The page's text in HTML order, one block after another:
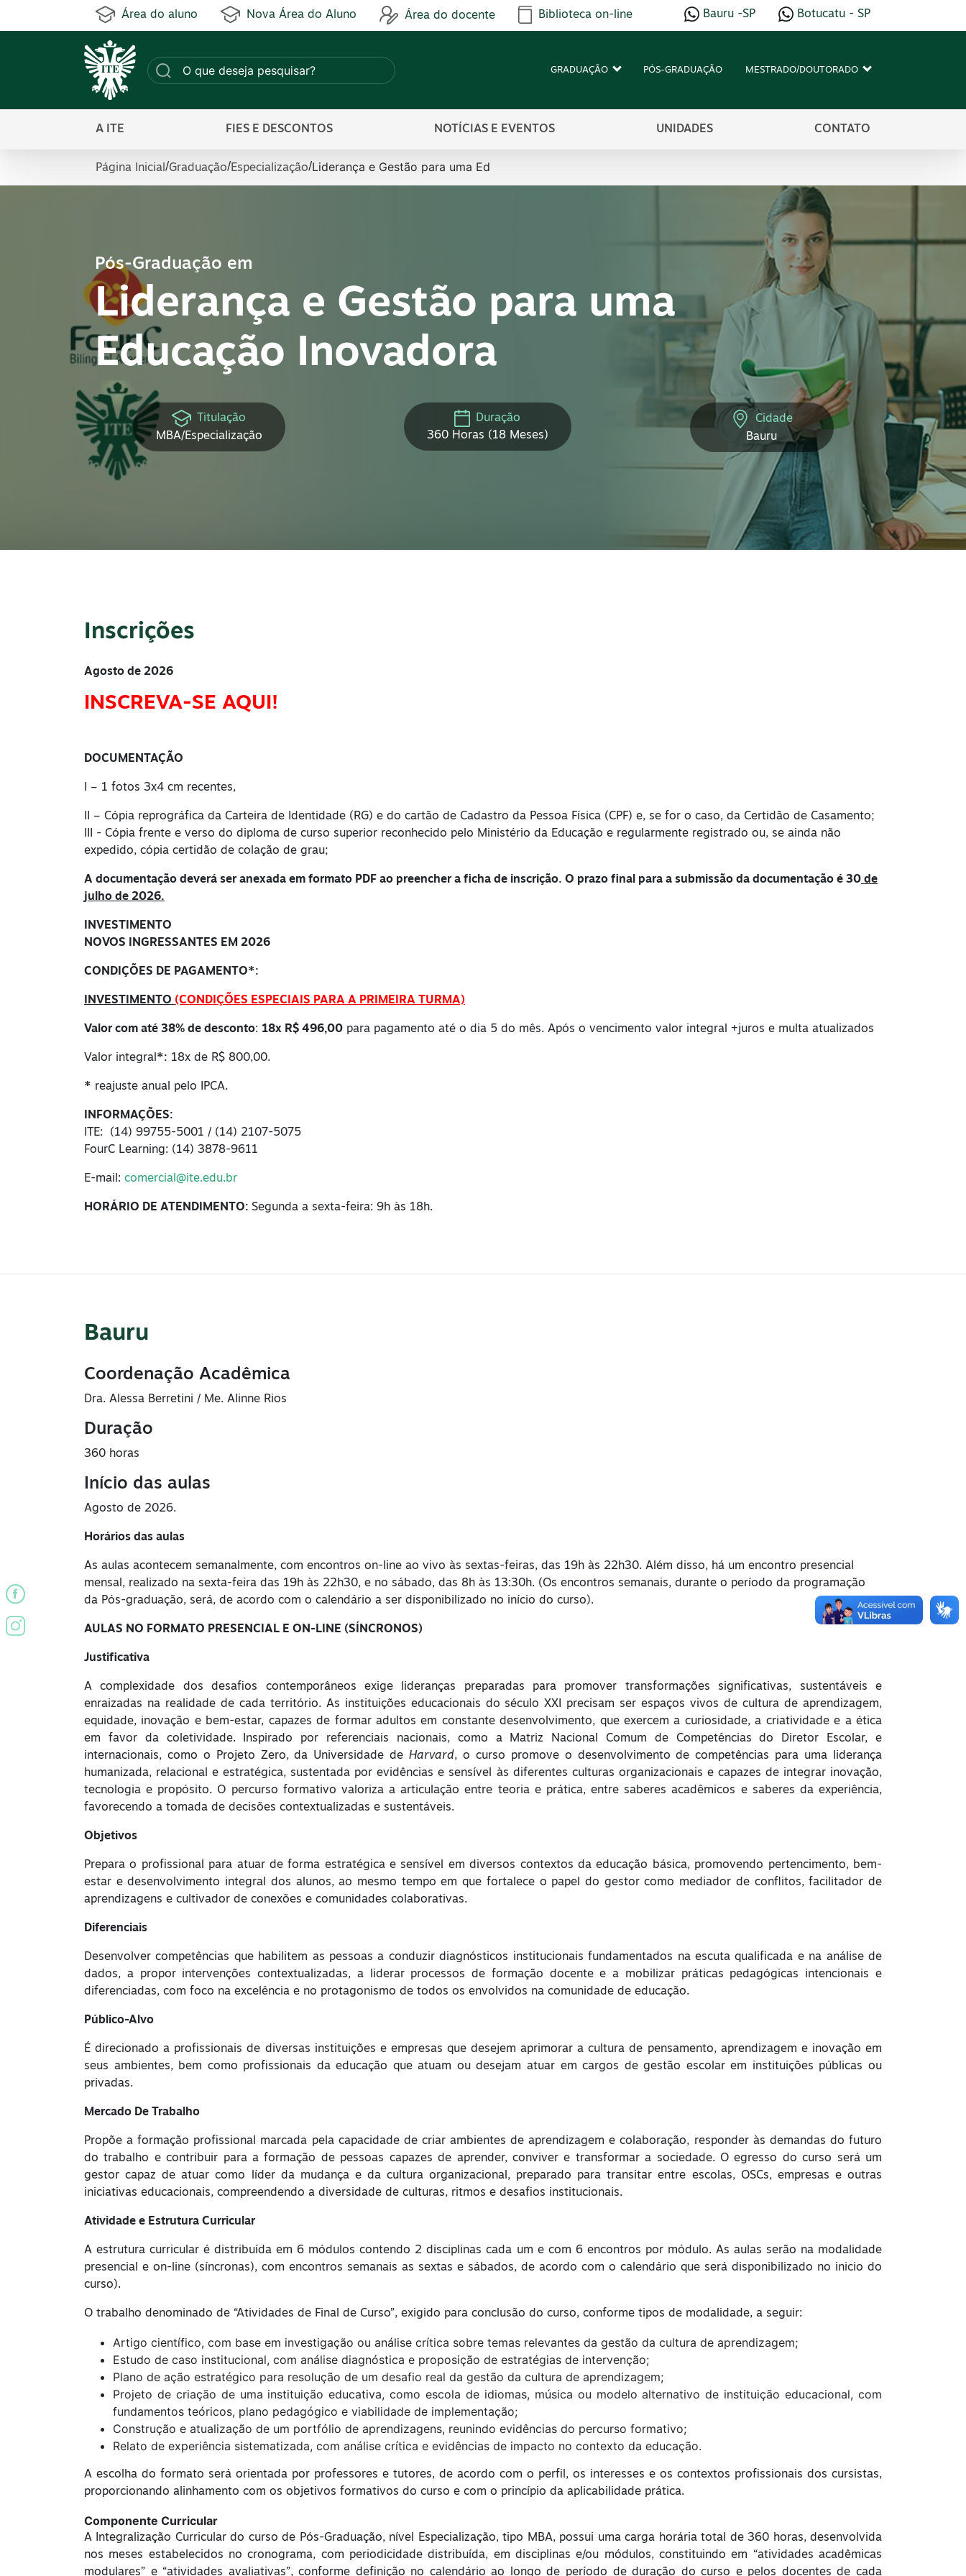
Área do aluno Nova Área do Aluno Área do docente Biblioteca on-line Bauru -SP Botucatu - SP
GRADUAÇÃO PÓS-GRADUAÇÃO MESTRADO/DOUTORADO
A ITE FIES E DESCONTOS NOTÍCIAS E EVENTOS UNIDADES CONTATO
Página Inicial /Graduação/Especialização/Liderança e Gestão para uma Ed
Pós-Graduação em
Liderança e Gestão para uma
Educação Inovadora
Titulação
MBA/Especialização
Duração
360 Horas (18 Meses)
Cidade
Bauru
Inscrições
Agosto de 2026
INSCREVA-SE AQUI!
DOCUMENTAÇÃO
I – 1 fotos 3x4 cm recentes,
II – Cópia reprográfica da Carteira de Identidade (RG) e do cartão de Cadastro da Pessoa Física (CPF) e, se for o caso, da Certidão de Casamento;
III - Cópia frente e verso do diploma de curso superior reconhecido pelo Ministério da Educação e regularmente registrado ou, se ainda não
expedido, cópia certidão de colação de grau;
A documentação deverá ser anexada em formato PDF ao preencher a ficha de inscrição. O prazo final para a submissão da documentação é 30 de
julho de 2026.
INVESTIMENTO
NOVOS INGRESSANTES EM 2026
CONDIÇÕES DE PAGAMENTO*:
INVESTIMENTO (CONDIÇÕES ESPECIAIS PARA A PRIMEIRA TURMA)
Valor com até 38% de desconto: 18x R$ 496,00 para pagamento até o dia 5 do mês. Após o vencimento valor integral +juros e multa atualizados
Valor integral *: 18x de R$ 800,00.
* reajuste anual pelo IPCA.
INFORMAÇÕES:
ITE: (14) 99755-5001 / (14) 2107-5075
FourC Learning: (14) 3878-9611
E-mail: comercial@ite.edu.br
HORÁRIO DE ATENDIMENTO: Segunda a sexta-feira: 9h às 18h.
Bauru
Coordenação Acadêmica
Dra. Alessa Berretini / Me. Alinne Rios
Duração
360 horas
Início das aulas
Agosto de 2026.
Horários das aulas
As aulas acontecem semanalmente, com encontros on-line ao vivo às sextas-feiras, das 19h às 22h30. Além disso, há um encontro presencial
mensal, realizado na sexta-feira das 19h às 22h30, e no sábado, das 8h às 13:30h. (Os encontros semanais, durante o período da programação
da Pós-graduação, será, de acordo com o calendário a ser disponibilizado no início do curso).
AULAS NO FORMATO PRESENCIAL E ON-LINE (SÍNCRONOS)
Justificativa
A complexidade dos desafios contemporâneos exige lideranças preparadas para promover transformações significativas, sustentáveis e
enraizadas na realidade de cada território. As instituições educacionais do século XXI precisam ser espaços vivos de cultura de aprendizagem,
equidade, inovação e bem-estar, capazes de formar adultos em constante desenvolvimento, que exercem a curiosidade, a criatividade e a ética
em favor da coletividade. Inspirado por referenciais nacionais, como a Matriz Nacional Comum de Competências do Diretor Escolar, e
internacionais, como o Projeto Zero, da Universidade deHarvard, o curso promove o desenvolvimento de competências para uma liderança
humanizada, relacional e estratégica, sustentada por evidências e sensível às diferentes culturas organizacionais e capazes de integrar inovação,
tecnologia e propósito. O percurso formativo valoriza a articulação entre teoria e prática, entre saberes acadêmicos e saberes da experiência,
favorecendo a tomada de decisões contextualizadas e sustentáveis.
Objetivos
Prepara o profissional para atuar de forma estratégica e sensível em diversos contextos da educação básica, promovendo pertencimento, bem-
estar e desenvolvimento integral dos alunos, ao mesmo tempo em que fortalece o papel do gestor como mediador de conflitos, facilitador de
aprendizagens e cultivador de conexões e comunidades colaborativas.
Diferenciais
Desenvolver competências que habilitem as pessoas a conduzir diagnósticos institucionais fundamentados na escuta qualificada e na análise de
dados, a propor intervenções contextualizadas, a liderar processos de formação docente e a mobilizar práticas pedagógicas intencionais e
diferenciadas, com foco na excelência e no protagonismo de todos os envolvidos na comunidade de educação.
Público-Alvo
É direcionado a profissionaisde diversas instituições e empresas que desejem aprimorar a cultura de pensamento, aprendizagem e inovação em
seus ambientes, bem como profissionais da educação que atuam ou desejam atuar em cargos de gestão escolar em instituições públicas ou
privadas.
Mercado De Trabalho
Propõe a formação profissional marcada pela capacidade de criar ambientes de aprendizagem e colaboração, responder às demandas do futuro
do trabalho e contribuir para a formação de pessoas capazes de aprender, conviver e transformar a sociedade. O egresso do curso será um
gestor capaz de atuar como líder da mudança e da cultura organizacional, preparado para transitar entre escolas, OSCs, empresas e outras
iniciativas educacionais, compreendendo a diversidade de culturas, ritmos e desafios institucionais.
Atividade e Estrutura Curricular
A estrutura curricular é distribuída em 6 módulos contendo 2 disciplinas cada um e com 6 encontros por módulo. As aulas serão na modalidade
presencial e on-line (síncronas), com encontros semanais as sextas e sábados, de acordo com o calendário que será disponibilizado no inicio do
curso).
O trabalho denominado de “Atividades de Final de Curso”, exigido para conclusão do curso, conforme tipos de modalidade, a seguir:
Artigo científico, com base em investigação ou análise crítica sobre temas relevantes da gestão da cultura de aprendizagem;
Estudo de caso institucional, com análise diagnóstica e proposição de estratégias de intervenção;
Plano de ação estratégico para resolução de um desafio real da gestão da cultura de aprendizagem;
Projeto de criação de uma instituição educativa, como escola de idiomas, música ou modelo alternativo de instituição educacional, com
fundamentos teóricos, plano pedagógico e viabilidade de implementação;
Construção e atualização de um portfólio de aprendizagens, reunindo evidências do percurso formativo;
Relato de experiência sistematizada, com análise crítica e evidências de impacto no contexto da educação.
A escolha do formato será orientada por professores e tutores, de acordo com o perfil, os interesses e os contextos profissionais dos cursistas,
proporcionando alinhamento com os objetivos formativos do curso e com o princípio da aplicabilidade prática.
Componente Curricular
A Integralização Curricular do curso de Pós-Graduação, nível Especialização, tipo MBA, possui uma carga horária total de 360 horas, desenvolvida
nos meses estabelecidos no cronograma, com periodicidade distribuída, em disciplinas e/ou módulos, constituindo em “atividades acadêmicas
modulares” e “atividades avaliativas”, conforme definição no calendário ao longo de período de duração do curso e pelos docentes de cada